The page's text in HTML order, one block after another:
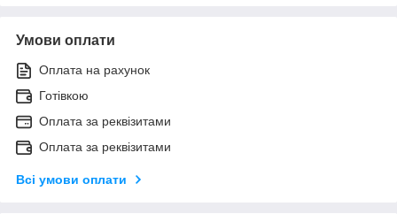
Умови оплати
Оплата на рахунок
Готівкою
Оплата за реквізитами
Оплата за реквізитами
Всі умови оплати